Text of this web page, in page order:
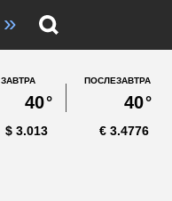
»
ЗАВТРА
40°
ПОСЛЕЗАВТРА
40°
3.013
$ 3.4776
€